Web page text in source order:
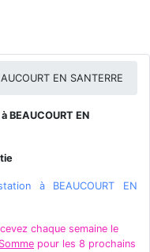
EN SANTERRE
BEAUCOURT EN
à BEAUCOURT EN
chaque semaine le
pour les 8 prochains